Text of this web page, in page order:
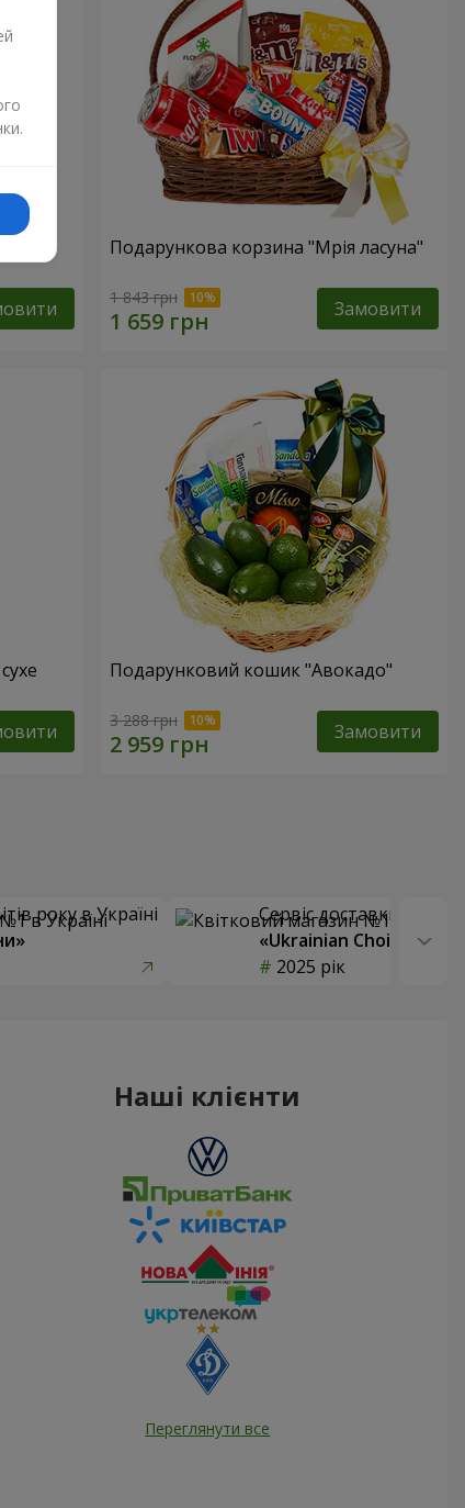
Подарункова корзина "Мрія ласуна"
1 843 грн Замовити
Подарунковий кошик "Авокадо"
3 288 грн Замовити
року в Україні
Сервіс доставки квітів
«Ukrainian Choice»
2025 рік
Наші клієнти
Переглянути все